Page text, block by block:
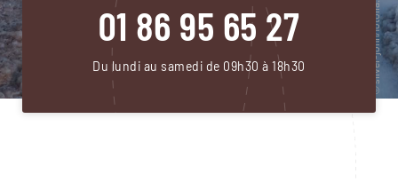
01 86 95 65 27
Du lundi au samedi de 09h30 à 18h30